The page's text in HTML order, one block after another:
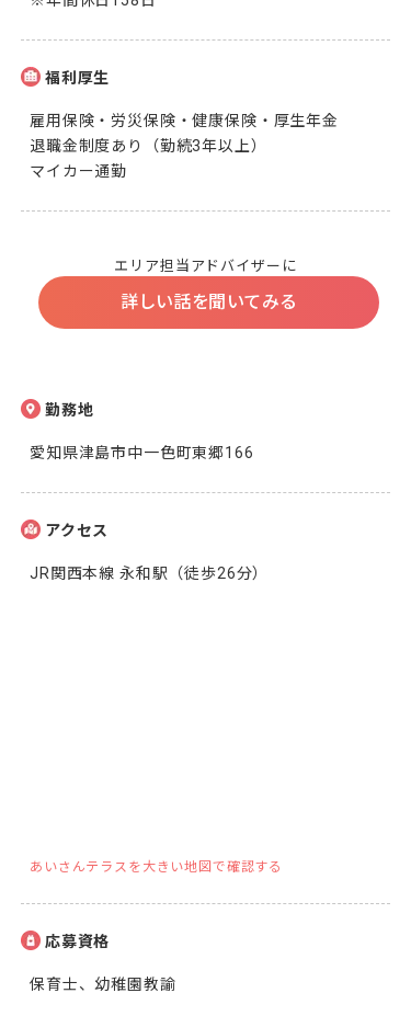
福利厚生
雇用保険・労災保険・健康保険・厚生年金
退職金制度あり（勤続3年以上）
マイカー通勤
エリア担当アドバイザーに
詳しい話を聞いてみる
勤務地
愛知県津島市中一色町東郷166
アクセス
JR関西本線 永和駅（徒歩26分）
あいさんテラスを大きい地図で確認する
応募資格
保育士、幼稚園教諭